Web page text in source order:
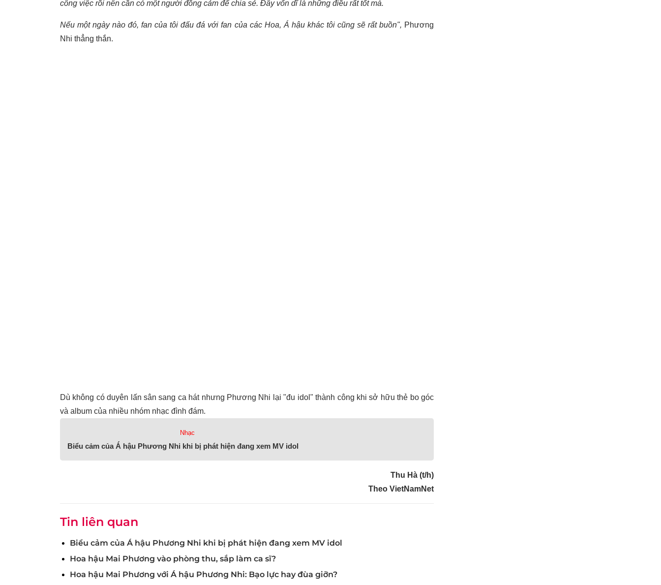
công việc rồi nên cần có một người đồng cảm để chia sẻ. Đây vốn dĩ là những điều rất tốt mà.
Nếu một ngày nào đó, fan của tôi đấu đá với fan của các Hoa, Á hậu khác tôi cũng sẽ rất buồn", Phương
Nhi thẳng thắn.
Dù không có duyên lấn sân sang ca hát nhưng Phương Nhi lại "đu idol" thành công khi sở hữu thẻ bo góc
và album của nhiều nhóm nhạc đình đám.
Nhạc
Biểu cảm của Á hậu Phương Nhi khi bị phát hiện đang xem MV idol
Thu Hà (t/h)
Theo VietNamNet
Tin liên quan
Biểu cảm của Á hậu Phương Nhi khi bị phát hiện đang xem MV idol
Hoa hậu Mai Phương vào phòng thu, sắp làm ca sĩ?
Hoa hậu Mai Phương với Á hậu Phương Nhi: Bạo lực hay đùa giỡn?